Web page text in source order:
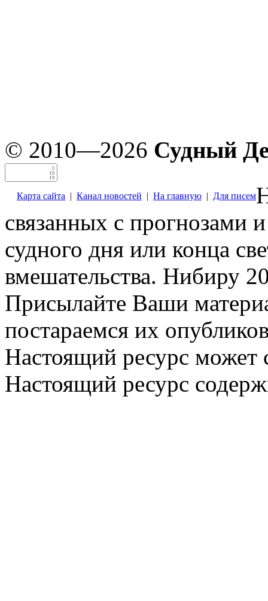
© 2010—2026 Судный
Карта сайта | Канал новостей | На главную | Для писем
связанных с прогнозами
судного дня или конца
вмешательства. Нибиру
Присылайте Ваши
постараемся их
Настоящий ресурс может
Настоящий ресурс